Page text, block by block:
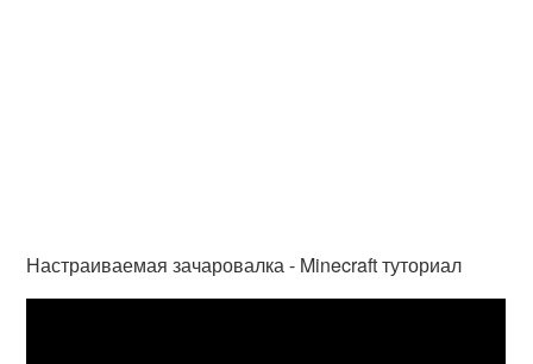
Настраиваемая зачаровалка - Minecraft туториал